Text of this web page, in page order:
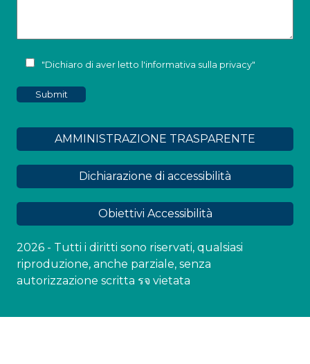
"Dichiaro di aver letto l'informativa sulla privacy"
AMMINISTRAZIONE TRASPARENTE
Dichiarazione di accessibilità
Obiettivi Accessibilità
2026 - Tutti i diritti sono riservati, qualsiasi
riproduzione, anche parziale, senza
autorizzazione scritta รจ vietata